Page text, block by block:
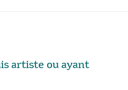
artiste ou ayant